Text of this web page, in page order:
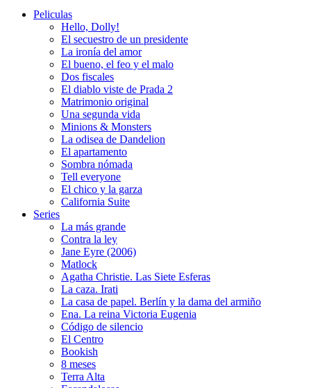
Peliculas
Hello, Dolly!
El secuestro de un presidente
La ironía del amor
El bueno, el feo y el malo
Dos fiscales
El diablo viste de Prada 2
Matrimonio original
Una segunda vida
Minions & Monsters
La odisea de Dandelion
El apartamento
Sombra nómada
Tell everyone
El chico y la garza
California Suite
Series
La más grande
Contra la ley
Jane Eyre (2006)
Matlock
Agatha Christie. Las Siete Esferas
La caza. Irati
La casa de papel. Berlín y la dama del armiño
Ena. La reina Victoria Eugenia
Código de silencio
El Centro
Bookish
8 meses
Terra Alta